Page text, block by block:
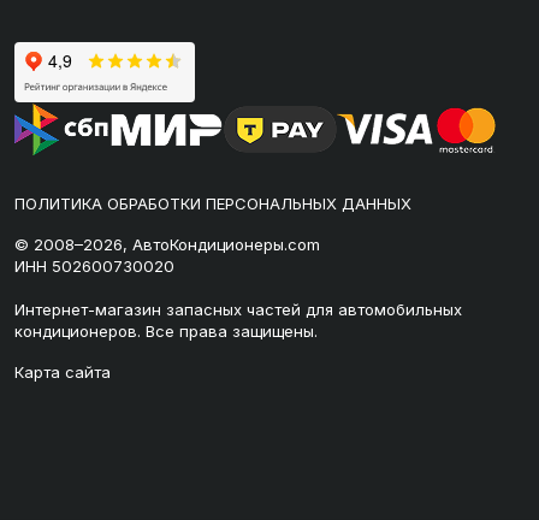
ПОЛИТИКА ОБРАБОТКИ ПЕРСОНАЛЬНЫХ ДАННЫХ
© 2008–2026, АвтоКондиционеры.com
ИНН 502600730020
Интернет-магазин запасных частей для автомобильных
кондиционеров. Все права защищены.
Карта сайта